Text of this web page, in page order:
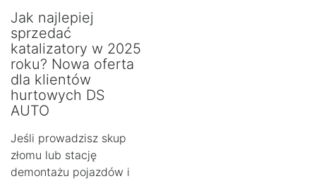
Jak najlepiej
sprzedać
katalizatory w 2025
roku? Nowa oferta
dla klientów
hurtowych DS
AUTO
Jeśli prowadzisz skup
złomu lub stację
demontażu pojazdów i